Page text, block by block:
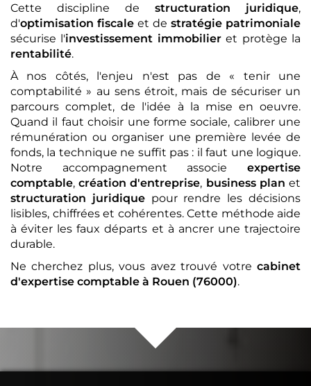
Cette discipline de structuration juridique,
d'optimisation fiscale et de stratégie patrimoniale
sécurise l'investissement immobilieret protège la
rentabilité.
À nos côtés, l'enjeu n'est pas de « tenir une
comptabilité » au sens étroit, mais de sécuriser un
parcours complet, de l'idée à la mise en oeuvre.
Quand il faut choisir une forme sociale, calibrer une
rémunération ou organiser une première levée de
fonds, la technique ne suffit pas : il faut une logique.
Notre accompagnement associe expertise
comptable,création d'entreprise, business plan et
structuration juridiquepour rendre les décisions
lisibles, chiffrées et cohérentes. Cette méthode aide
à éviter les faux départs et à ancrer une trajectoire
durable.
Ne cherchez plus, vous avez trouvé votre cabinet
d'expertise comptable à Rouen (76000).